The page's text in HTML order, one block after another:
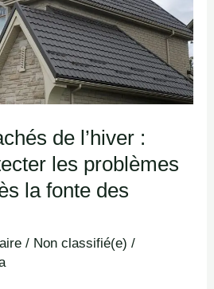
de l’hiver :
les problèmes
la fonte des
/ Non classifié(e) /